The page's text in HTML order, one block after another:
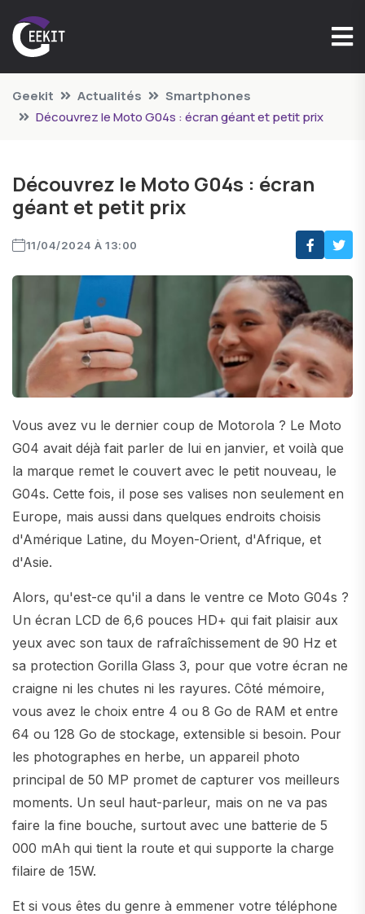
Geekit Actualités
Smartphones
Découvrez le Moto G04s : écran géant et petit prix
Découvrez le Moto G04s : écran
géant et petit prix
11/04/2024 À 13:00
Vous avez vu le dernier coup de Motorola ? Le Moto
G04 avait déjà fait parler de lui en janvier, et voilà que
la marque remet le couvert avec le petit nouveau, le
G04s. Cette fois, il pose ses valises non seulement en
Europe, mais aussi dans quelques endroits choisis
d'Amérique Latine, du Moyen-Orient, d'Afrique, et
d'Asie.
Alors, qu'est-ce qu'il a dans le ventre ce Moto G04s ?
Un écran LCD de 6,6 pouces HD+ qui fait plaisir aux
yeux avec son taux de rafraîchissement de 90 Hz et
sa protection Gorilla Glass 3, pour que votre écran ne
craigne ni les chutes ni les rayures. Côté mémoire,
vous avez le choix entre 4 ou 8 Go de RAM et entre
64 ou 128 Go de stockage, extensible si besoin. Pour
les photographes en herbe, un appareil photo
principal de 50 MP promet de capturer vos meilleurs
moments. Un seul haut-parleur, mais on ne va pas
faire la fine bouche, surtout avec une batterie de 5
000 mAh qui tient la route et qui supporte la charge
filaire de 15W.
Et si vous êtes du genre à emmener votre téléphone